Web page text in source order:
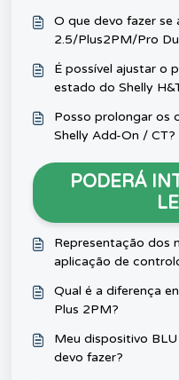
O que devo fazer se
2.5/Plus2PM/Pro
É possível ajustar o
estado do Shelly
Posso prolongar os
Shelly Add-On / CT?
PODERÁ
Representação dos
aplicação de
Qual é a diferença
Plus 2PM?
Meu dispositivo
devo fazer?